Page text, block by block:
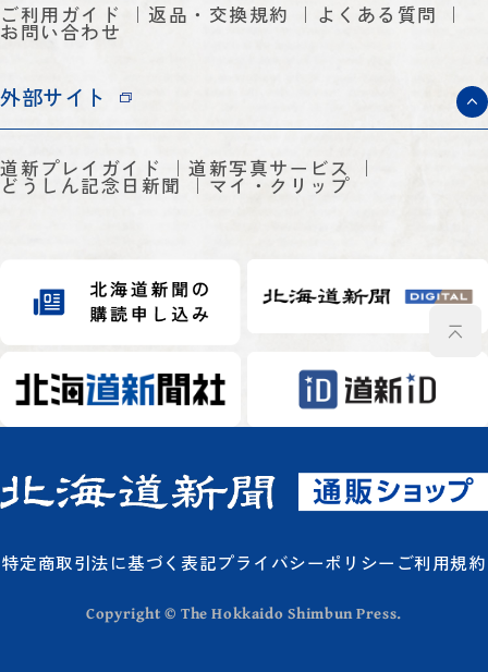
ご利用ガイド 返品・交換規約 よくある質問
お問い合わせ
外部サイト
道新プレイガイド 道新写真サービス
どうしん記念日新聞 マイ・クリップ
特定商取引法に基づく表記プライバシーポリシー ご利用規約
Copyright © The Hokkaido Shimbun Press.